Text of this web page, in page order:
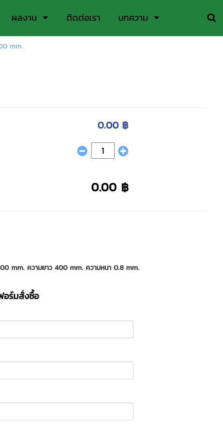
ผลงาน ติดต่อเรา บทความ
mm.
0.00 ฿
0.00 ฿
mm. ความยาว 400 mm. ความหนา 0.8 mm.
อร์มสั่งซื้อ